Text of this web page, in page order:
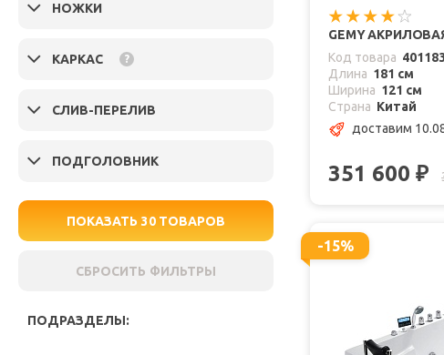
НОЖКИ
КАРКАС ?
СЛИВ-ПЕРЕЛИВ
ПОДГОЛОВНИК
ПОКАЗАТЬ 30 ТОВАРОВ
СБРОСИТЬ ФИЛЬТРЫ
ПОДРАЗДЕЛЫ:
GEMY
Код товара 401183
Длина 181 см
Ширина 121 см
Страна Китай
доставим
351 600 ₽
-15%